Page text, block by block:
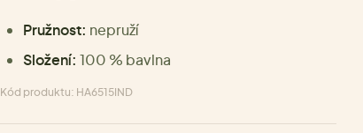
Pružnost: nepruží
Složení: 100 % bavlna
Kód produktu: HA6515IND